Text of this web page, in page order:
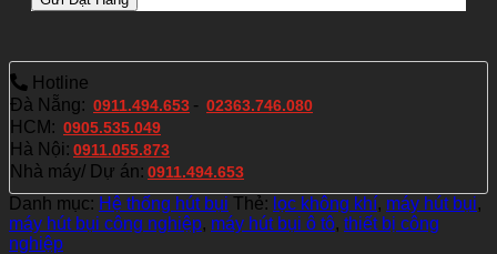
Hotline
Đà Nẵng: 0911.494.653 - 02363.746.080
HCM: 0905.535.049
Hà Nội: 0911.055.873
Nhà máy/ Dự án: 0911.494.653
Danh mục: Hệ thống hút bụi Thẻ: lọc không khí, máy hút bụi,
máy hút bụi công nghiệp, máy hút bụi ô tô, thiết bị công
nghiệp